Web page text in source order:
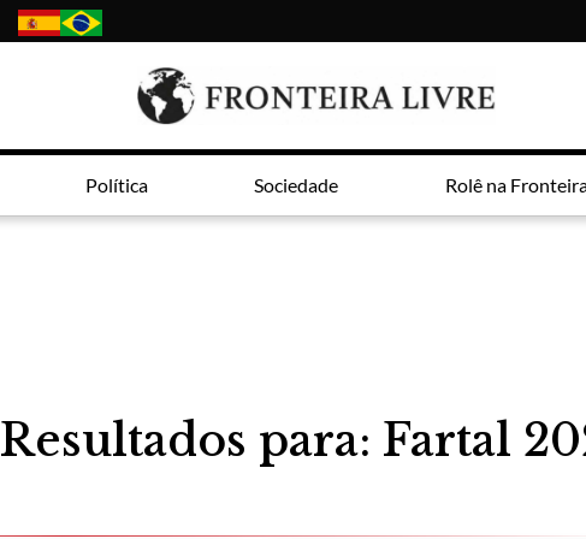
Política Sociedade Rolê na
Resultados para: Fartal